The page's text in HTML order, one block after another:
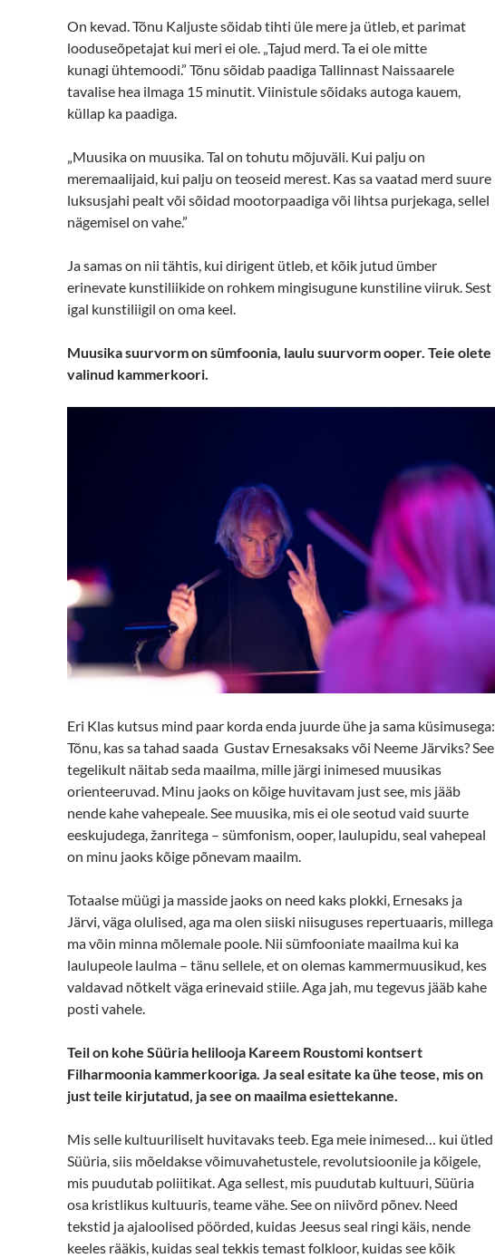
On kevad. Tõnu Kaljuste sõidab tihti üle mere ja ütleb, et parimat
looduseõpetajat kui meri ei ole. „Tajud merd. Ta ei ole mitte
kunagi ühtemoodi.” Tõnu sõidab paadiga Tallinnast Naissaarele
tavalise hea ilmaga 15 minutit. Viinistule sõidaks autoga kauem,
küllap ka paadiga.
„Muusika on muusika. Tal on tohutu mõjuväli. Kui palju on
meremaalijaid, kui palju on teoseid merest. Kas sa vaatad merd suure
luksusjahi pealt või sõidad mootorpaadiga või lihtsa purjekaga, sellel
nägemisel on vahe.”
Ja samas on nii tähtis, kui dirigent ütleb, et kõik jutud ümber
erinevate kunstiliikide on rohkem mingisugune kunstiline viiruk. Sest
igal kunstiliigil on oma keel.
Muusika suurvorm on sümfoonia, laulu suurvorm ooper. Teie olete
valinud kammerkoori.
Eri Klas kutsus mind paar korda enda juurde ühe ja sama küsimusega:
Tõnu, kas sa tahad saada Gustav Ernesaksaks või Neeme Järviks? See
tegelikult näitab seda maailma, mille järgi inimesed muusikas
orienteeruvad. Minu jaoks on kõige huvitavam just see, mis jääb
nende kahe vahepeale. See muusika, mis ei ole seotud vaid suurte
eeskujudega, žanritega – sümfonism, ooper, laulupidu, seal vahepeal
on minu jaoks kõige põnevam maailm.
Totaalse müügi ja masside jaoks on need kaks plokki, Ernesaks ja
Järvi, väga olulised, aga ma olen siiski niisuguses repertuaaris, millega
ma võin minna mõlemale poole. Nii sümfooniate maailma kui ka
laulupeole laulma – tänu sellele, et on olemas kammermuusikud, kes
valdavad nõtkelt väga erinevaid stiile. Aga jah, mu tegevus jääb kahe
posti vahele.
Teil on kohe Süüria helilooja Kareem Roustomi kontsert
Filharmoonia kammerkooriga. Ja seal esitate ka ühe teose, mis on
just teile kirjutatud, ja see on maailma esiettekanne.
Mis selle kultuuriliselt huvitavaks teeb. Ega meie inimesed… kui ütled
Süüria, siis mõeldakse võimuvahetustele, revolutsioonile ja kõigele,
mis puudutab poliitikat. Aga sellest, mis puudutab kultuuri, Süüria
osa kristlikus kultuuris, teame vähe. See on niivõrd põnev. Need
tekstid ja ajaloolised pöörded, kuidas Jeesus seal ringi käis, nende
keeles rääkis, kuidas seal tekkis temast folkloor, kuidas see kõik